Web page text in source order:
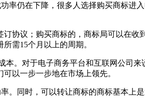
率仍在下降，很多人选择购买商标
协议；购买商标的，商标局可以在
所需15个月以上的周期。
。对于电子商务平台和互联网公司
可以一步一步地在市场上领先。
。同时，可以转让商标的商标基本